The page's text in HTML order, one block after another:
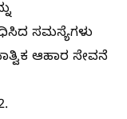
ಸಮಸ್ಯೆಗಳು
ಆಹಾರ ಸೇವನೆ